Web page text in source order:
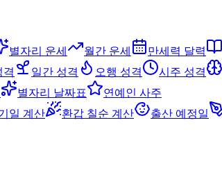
별자리 운세 월간 운세 만세력 달력
격 일간 성격 오행 성격 시주 성격
별자리 날짜표
연예인 사주
일 계산 환갑 칠순 계산 출산 예정일